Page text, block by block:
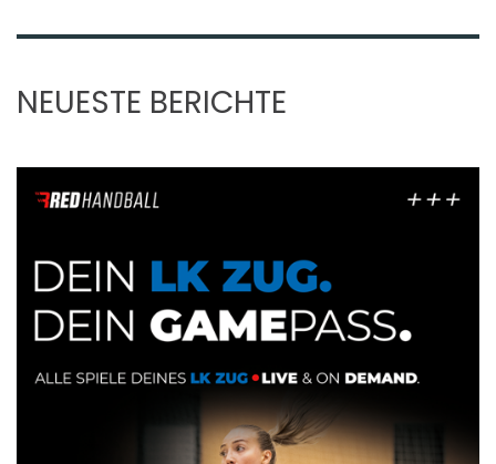
NEUESTE BERICHTE